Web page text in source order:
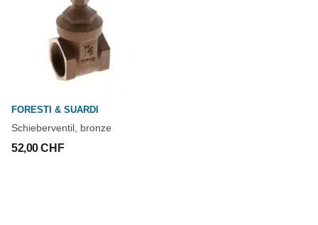
FORESTI & SUARDI
Schieberventil, bronze
52,00 CHF